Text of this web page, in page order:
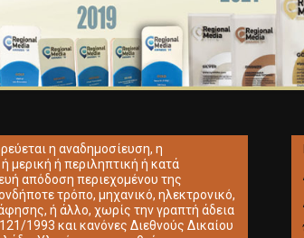
η αναδημοσίευση, η
μερική ή περιληπτική ή κατά
απόδοση περιεχομένου της
τρόπο, μηχανικό, ηλεκτρονικό,
ή άλλο, χωρίς την γραπτή άδεια
1993 και κανόνες Διεθνούς Δικαίου